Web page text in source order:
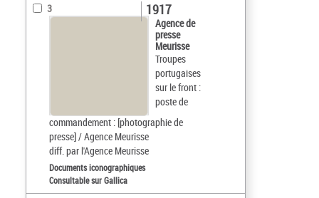
3
Agence de
presse
Meurisse
Troupes
portugaises
sur le front :
poste de
commandement : [photographie de
presse] / Agence Meurisse
diff. par l'Agence Meurisse
1917
Documents iconographiques
Consultable sur Gallica